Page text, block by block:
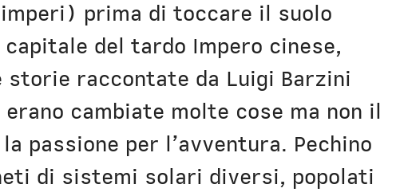
prima di toccare il suolo
del tardo Impero cinese,
storie raccontate da Luigi Barzini
cambiate molte cose ma non il
passione per l’avventura. Pechino
di sistemi solari diversi, popolati